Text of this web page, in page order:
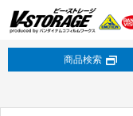
商品検索